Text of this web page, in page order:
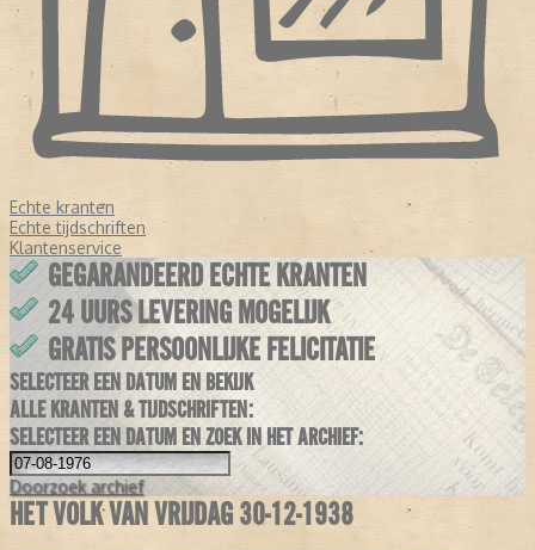
Echte kranten
Echte tijdschriften
Klantenservice
GEGARANDEERD ECHTE KRANTEN
24 UURS LEVERING MOGELIJK
GRATIS PERSOONLIJKE FELICITATIE
SELECTEER EEN DATUM EN BEKIJK
ALLE KRANTEN & TIJDSCHRIFTEN:
SELECTEER EEN DATUM EN ZOEK IN HET ARCHIEF:
Doorzoek archief
HET VOLK VAN VRIJDAG 30-12-1938